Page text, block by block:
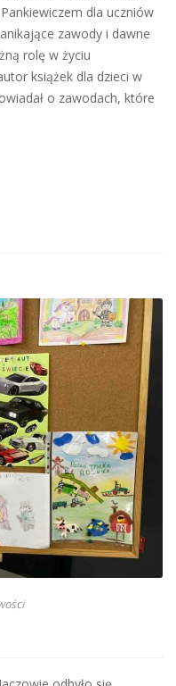
dla uczniów
zawody i dawne
rolę w życiu
książek dla dzieci w
o zawodach, które